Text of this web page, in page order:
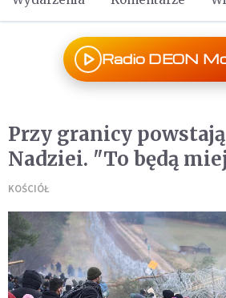
Radio DEON
Przy granicy
Nadziei. "To będą
KOŚCIÓŁ